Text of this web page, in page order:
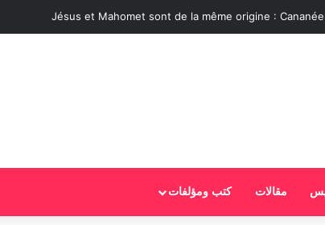
Jésus et Mahomet sont de la même origine :
مقالات كتب ومؤلفات